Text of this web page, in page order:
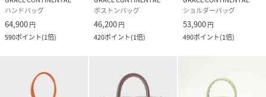
ハンドバッグ
64,900円
590ポイント(1倍)
ボストンバッグ
46,200円
420ポイント(1倍)
ショルダーバッグ
53,900円
490ポイント(1倍)